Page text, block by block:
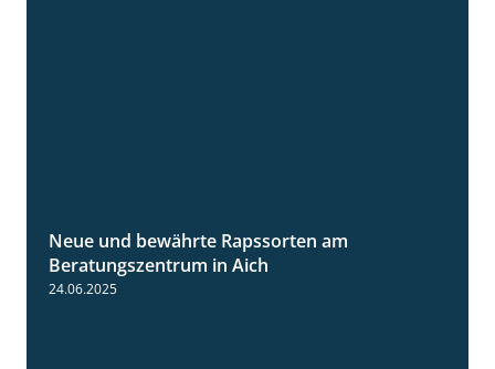
Neue und bewährte Rapssorten am
Beratungszentrum in Aich
24.06.2025